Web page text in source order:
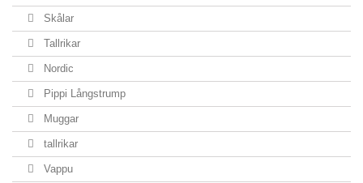
Skålar
Tallrikar
Nordic
Pippi Långstrump
Muggar
tallrikar
Vappu